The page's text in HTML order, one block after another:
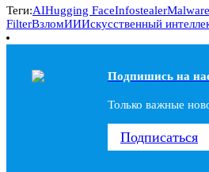
Теги:AIHugging FaceInfostealerMalware
FilterВзломИИИскусственный
Подпишись на
Только важные
Подписаться